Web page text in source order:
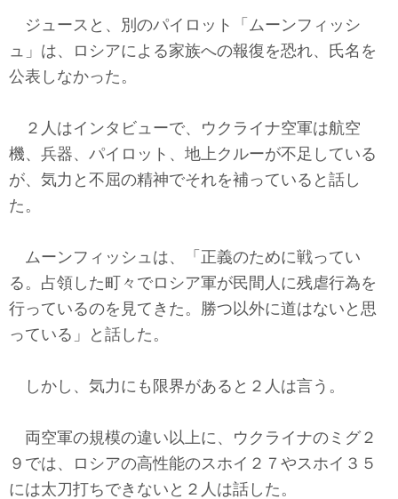
ジュースと、別のパイロット「ムーンフィッシ
ュ」は、ロシアによる家族への報復を恐れ、氏名を
公表しなかった。
２人はインタビューで、ウクライナ空軍は航空
機、兵器、パイロット、地上クルーが不足している
が、気力と不屈の精神でそれを補っていると話し
た。
ムーンフィッシュは、「正義のために戦ってい
る。占領した町々でロシア軍が民間人に残虐行為を
行っているのを見てきた。勝つ以外に道はないと思
っている」と話した。
しかし、気力にも限界があると２人は言う。
両空軍の規模の違い以上に、ウクライナのミグ２
９では、ロシアの高性能のスホイ２７やスホイ３５
には太刀打ちできないと２人は話した。